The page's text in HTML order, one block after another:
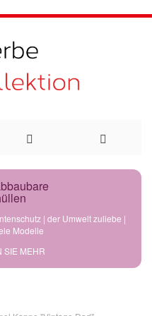
| der Umwelt zuliebe |
Modelle
SIE MEHR